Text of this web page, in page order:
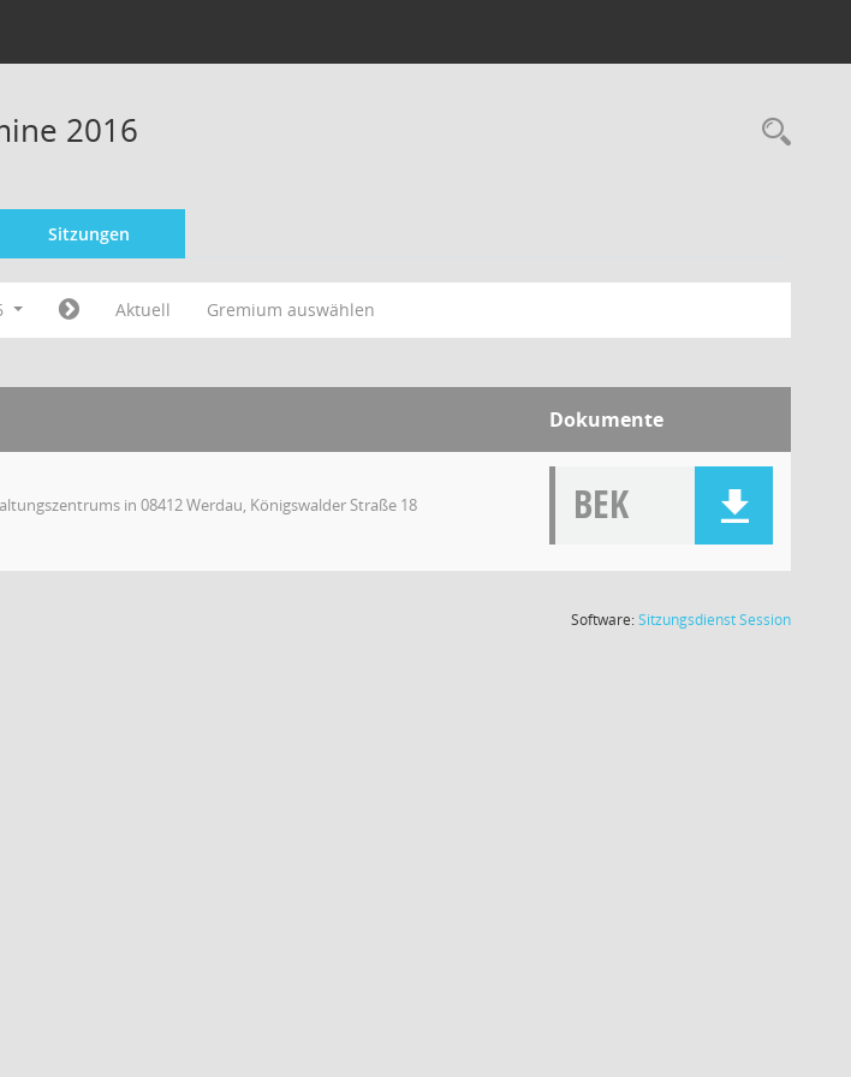
2016
Sitzungen
Aktuell Gremium auswählen
Dokumente
in 08412 Werdau, Königswalder Straße 18 BEK
Software:SitzungsdienstSession(Wird in